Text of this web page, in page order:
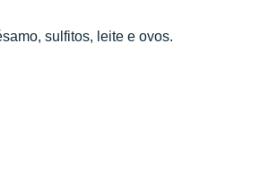
sulfitos, leite e ovos.